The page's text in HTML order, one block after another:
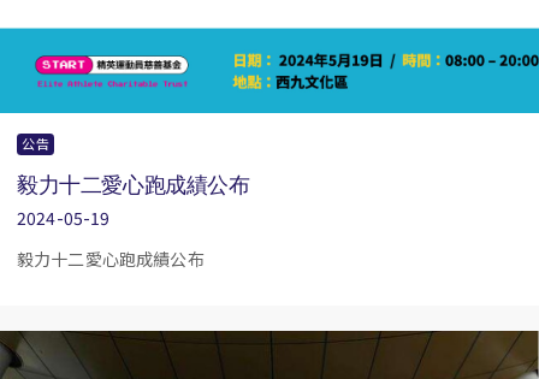
公告
毅力十二愛心跑成績公布
2024-05-19
毅力十二愛心跑成績公布